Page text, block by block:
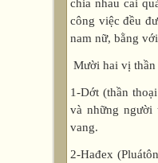
Mười hai vị thần
1-Dớt (thần
và những người
vang.
2-Hađex